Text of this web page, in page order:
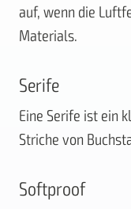
auf, wenn die
Materials.
Serife
Eine Serife ist ein
Striche von
Softproof